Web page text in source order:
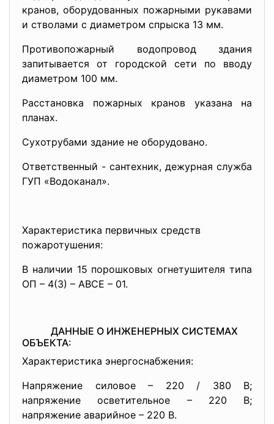
кранов, оборудованных пожарными рукавами
и стволами с диаметром спрыска 13 мм.
Противопожарный водопровод здания
запитывается от городской сети по вводу
диаметром 100 мм.
Расстановка пожарных кранов указана на
планах.
Сухотрубами здание не оборудовано.
Ответственный - сантехник, дежурная служба
ГУП «Водоканал».
Характеристика первичных средств
пожаротушения:
В наличии 15 порошковых огнетушителя типа
ОП – 4(3) – АВСЕ – 01.
ДАННЫЕ О ИНЖЕНЕРНЫХ СИСТЕМАХ
ОБЪЕКТА:
Характеристика энергоснабжения:
Напряжение силовое – 220 / 380 В;
напряжение осветительное – 220 В;
напряжение аварийное – 220 В.